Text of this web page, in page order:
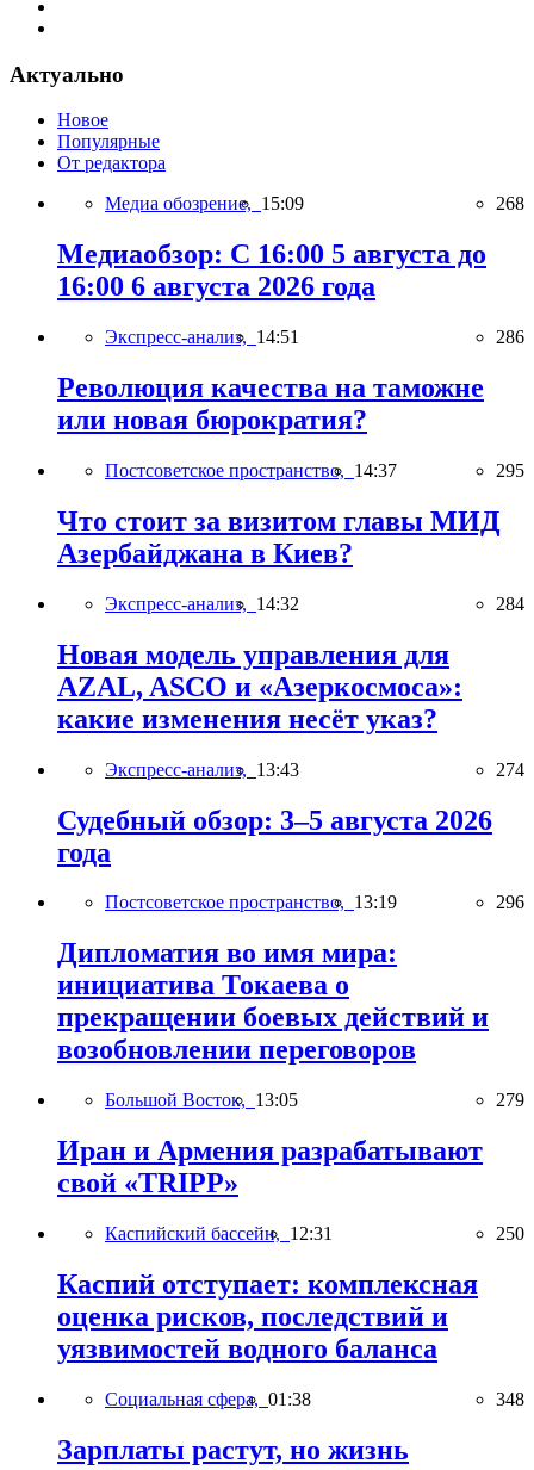
Актуально
Новое
Популярные
От редактора
Медиа обозрение, 15:09 268
Медиаобзор: С 16:00 5 августа до
16:00 6 августа 2026 года
Экспресс-анализ, 14:51 286
Революция качества на таможне
или новая бюрократия?
Постсоветское пространство, 14:37 295
Что стоит за визитом главы МИД
Азербайджана в Киев?
Экспресс-анализ, 14:32 284
Новая модель управления для
AZAL, ASCO и «Азеркосмоса»:
какие изменения несёт указ?
Экспресс-анализ, 13:43 274
Судебный обзор: 3–5 августа 2026
года
Постсоветское пространство, 13:19 296
Дипломатия во имя мира:
инициатива Токаева о
прекращении боевых действий и
возобновлении переговоров
Большой Восток, 13:05 279
Иран и Армения разрабатывают
свой «TRIPP»
Каспийский бассейн, 12:31 250
Каспий отступает: комплексная
оценка рисков, последствий и
уязвимостей водного баланса
Социальная сфера, 01:38 348
Зарплаты растут, но жизнь